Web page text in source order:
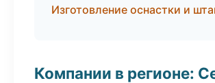
Изготовление оснастки и
Компании в регионе: